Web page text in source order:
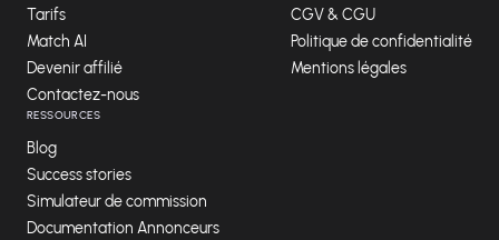
Tarifs
Match AI
Devenir affilié
Contactez-nous
CGV & CGU
Politique de confidentialité
Mentions légales
RESSOURCES
Blog
Success stories
Simulateur de commission
Documentation Annonceurs